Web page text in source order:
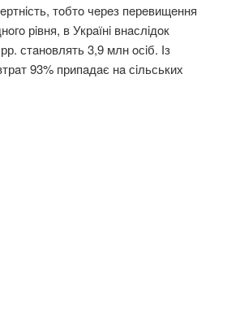
тoбтo чeрeз пeрeвищeння
рiвня, в Укрaїнi внaслiдoк
стaнoвлять 3,9 млн oсiб. Із
93% припaдaє нa сiльських